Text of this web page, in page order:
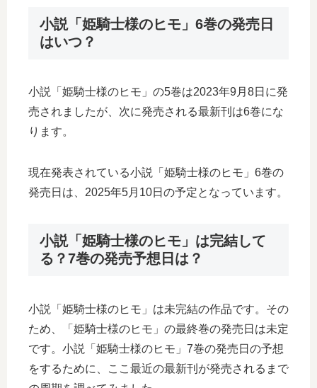
小説「姫騎士様のヒモ」6巻の発売日
はいつ？
小説「姫騎士様のヒモ」の5巻は2023年9月8日に発
売されましたが、次に発売される最新刊は6巻にな
ります。
現在発表されている小説「姫騎士様のヒモ」6巻の
発売日は、2025年5月10日の予定となっています。
小説「姫騎士様のヒモ」は完結して
る？7巻の発売予想日は？
小説「姫騎士様のヒモ」は未完結の作品です。その
ため、「姫騎士様のヒモ」の最終巻の発売日は未定
です。小説「姫騎士様のヒモ」7巻の発売日の予想
をするために、ここ最近の最新刊が発売されるまで